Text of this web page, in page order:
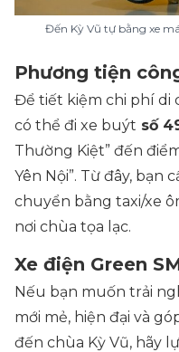
Đến Kỳ Vũ tự bằng xe
Phương tiện
Để tiết kiệm chi phí di
có thể đi xe buýt số
Thường Kiệt” đến
Yên Nội”. Từ đây, bạn
chuyển bằng taxi/xe
nơi chùa tọa lạc.
Xe điện Green
Nếu bạn muốn trải
mới mẻ, hiện đại và
đến chùa Kỳ Vũ, hãy